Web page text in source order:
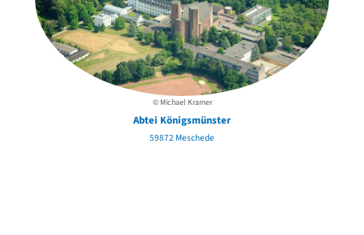
© Michael Kramer
Abtei Königsmünster
59872 Meschede